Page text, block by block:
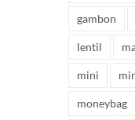
gambon
lentil
mini
moneybag